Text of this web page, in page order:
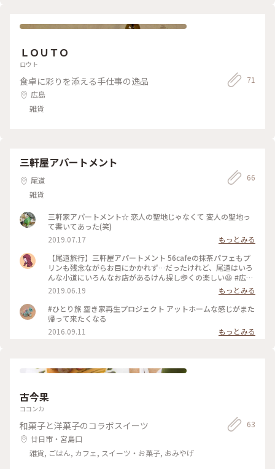
行ってしまうんだよなぁ。。😂 ・ 2020.2.20 ・ ・ 現在はコロ
駐車場・イートインスペースあり 子連れ:○ですが通路が狭い
リュレパフェ #ひらひら #パフェ #スイーツ #カフェ部 #広島県
#福山市 #おやつ #雑貨 #つぼなお店 #わたしの街 #からちゃん
ＬＯＵＴＯ
ロウト
食卓に彩りを添える手仕事の逸品
広島
雑貨
71
三軒屋アパートメント
尾道
雑貨
66
三軒家アパートメント☆ 恋人の聖地じゃなくて 変人の聖地っ
て書いてあった(笑)
2019.07.17
もっとみる
【尾道旅行】三軒屋アパートメント 56cafeの抹茶パフェもプ
リンも残念ながらお目にかかれず…だったけれど、尾道はいろ
んな小道にいろんなお店があるけん探し歩くの楽しい😆 #広島
#尾道#尾道カフェ
2019.06.19
もっとみる
#ひとり旅 空き家再生プロジェクト アットホームな感じがまた
帰って来たくなる
2016.09.11
もっとみる
古今果
ココンカ
和菓子と洋菓子のコラボスイーツ
廿日市・宮島口
雑貨, ごはん, カフェ, スイーツ・お菓子, おみやげ
63